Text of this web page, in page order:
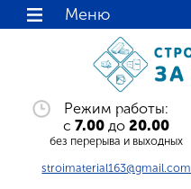
Режим работы:
с7.00 до20.00
без перерыва и выходных
stroimaterial163@gmail.com
Меню